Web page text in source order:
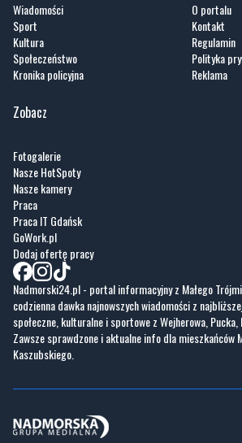
Wiadomości
Sport
Kultura
Społeczeństwo
Kronika policyjna
O portalu
Kontakt
Regulamin
Polityka
Reklama
Zobacz
Fotogalerie
Nasze HotSpoty
Nasze kamery
Praca
Praca IT Gdańsk
GoWork.pl
Dodaj ofertę pracy
Nadmorski24.pl - portal informacyjny z Małego
codzienna dawka najnowszych wiadomości z
społeczne, kulturalne i sportowe z Wejherowa, Pucka,
Zawsze sprawdzone i aktualne info dla mieszkańców
Kaszubskiego.